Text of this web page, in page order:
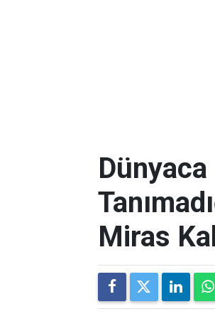
Miras